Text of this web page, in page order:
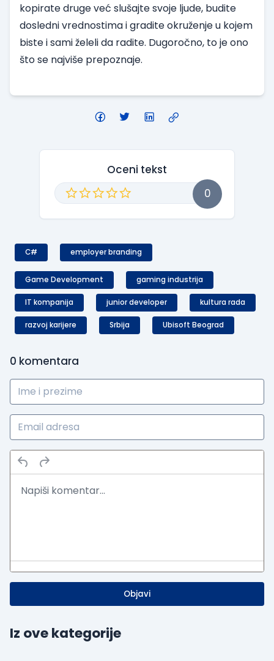
kopirate druge već slušajte svoje ljude, budite
dosledni vrednostima i gradite okruženje u kojem
biste i sami želeli da radite. Dugoročno, to je ono
što se najviše prepoznaje.
Oceni tekst
0
C# employer branding
Game Development gaming industrija
IT kompanija junior developer kultura rada
razvoj karijere Srbija Ubisoft Beograd
0 komentara
Objavi
Iz ove kategorije